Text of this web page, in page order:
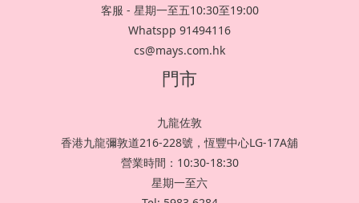
客服 - 星期一至五10:30至19:00
Whatspp 91494116
cs@mays.com.hk
門市
九龍佐敦
香港九龍彌敦道216-228號，恆豐中心LG-17A舖
營業時間：10:30-18:30
星期一至六